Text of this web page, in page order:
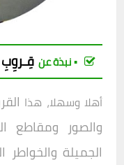
▪︎ نبذة عن قِـروِبِ
أهلا وسهلا، هذا
والصور ومقاطع
الجميلة والخواطر